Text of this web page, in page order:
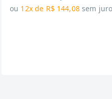
ou 12x de R$ 144,08 sem